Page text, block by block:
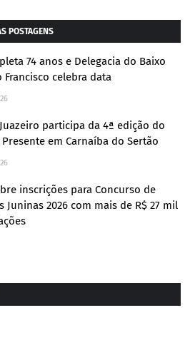
POSTAGENS
74 anos e Delegacia do Baixo
Francisco celebra data
participa da 4ª edição do
em Carnaíba do Sertão
inscrições para Concurso de
Juninas 2026 com mais de R$ 27 mil